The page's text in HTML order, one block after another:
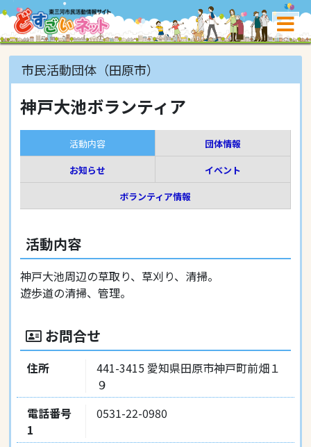
市民活動団体（田原市）
神戸大池ボランティア
活動内容
団体情報
お知らせ
イベント
ボランティア情報
活動内容
神戸大池周辺の草取り、草刈り、清掃。
遊歩道の清掃、管理。
お問合せ
住所
441-3415 愛知県田原市神戸町前畑１
９
電話番号
1
0531-22-0980